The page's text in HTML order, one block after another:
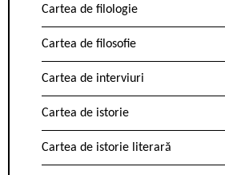
Cartea de filologie
Cartea de filosofie
Cartea de interviuri
Cartea de istorie
Cartea de istorie literară